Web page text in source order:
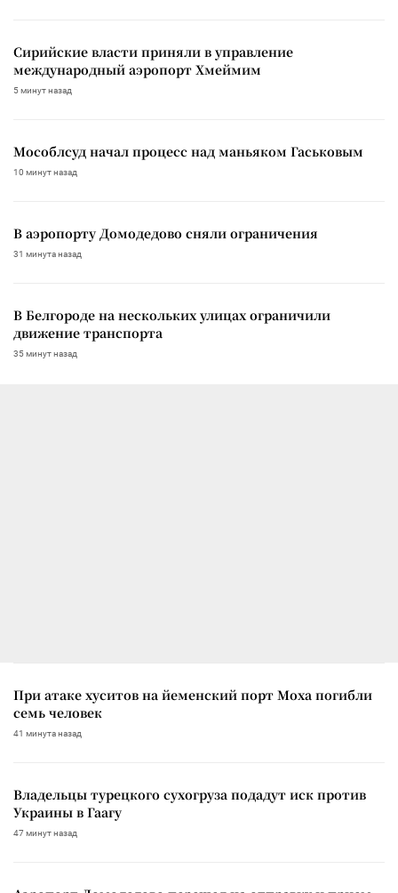
Сирийские власти приняли в управление
международный аэропорт Хмеймим
5 минут назад
Мособлсуд начал процесс над маньяком Гаськовым
10 минут назад
В аэропорту Домодедово сняли ограничения
31 минута назад
В Белгороде на нескольких улицах ограничили
движение транспорта
35 минут назад
При атаке хуситов на йеменский порт Моха погибли
семь человек
41 минута назад
Владельцы турецкого сухогруза подадут иск против
Украины в Гаагу
47 минут назад